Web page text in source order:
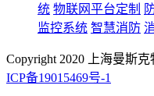
统 物联网平台定制
监控系统 智慧消防
Copyright 2020 上海曼斯
ICP备19015469号-1